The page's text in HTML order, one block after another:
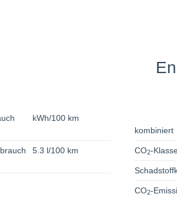
kWh/100 km
5.3 l/100 km
kombiniert
CO2-
CO2-